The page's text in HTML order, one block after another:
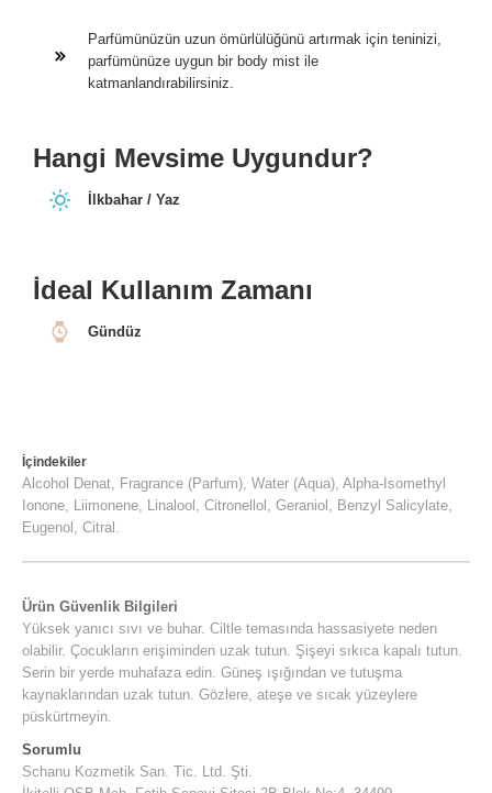
Parfümünüzün uzun ömürlülüğünü artırmak için teninizi,
parfümünüze uygun bir body mist ile
katmanlandırabilirsiniz.
Ürün Güvenlik Bilgileri
Yüksek yanıcı sıvı ve buhar. Ciltle temasında hassasiyete neden
olabilir. Çocukların erişiminden uzak tutun. Şişeyi sıkıca kapalı tutun.
Serin bir yerde muhafaza edin. Güneş ışığından ve tutuşma
kaynaklarından uzak tutun. Gözlere, ateşe ve sıcak yüzeylere
püskürtmeyin.
Sorumlu
Schanu Kozmetik San. Tic. Ltd. Şti.
Hangi Mevsime Uygundur?
İlkbahar / Yaz
İdeal Kullanım Zamanı
Gündüz
İçindekiler
Alcohol Denat, Fragrance (Parfum), Water (Aqua), Alpha-Isomethyl
Ionone, Liimonene, Linalool, Citronellol, Geraniol, Benzyl Salicylate,
Eugenol, Citral.